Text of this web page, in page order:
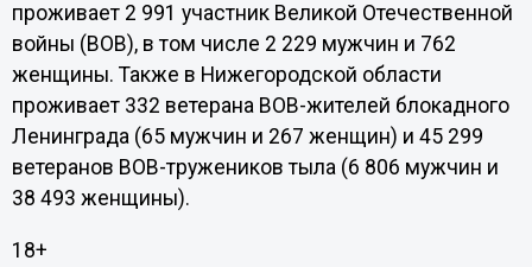
проживает 2 991 участник Великой Отечественной
войны (ВОВ), в том числе 2 229 мужчин и 762
женщины. Также в Нижегородской области
проживает 332 ветерана ВОВ-жителей блокадного
Ленинграда (65 мужчин и 267 женщин) и 45 299
ветеранов ВОВ-тружеников тыла (6 806 мужчин и
38 493 женщины).
18+